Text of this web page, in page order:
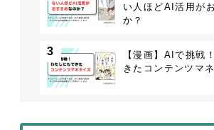
い人ほどAI活用が
か？
3
【漫画】AIで挑戦
きたコンテンツマ